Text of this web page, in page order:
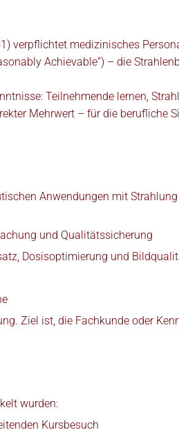
verpflichtet medizinisches
Achievable“) – die
Teilnehmende lernen,
Mehrwert – für die berufliche
Anwendungen mit
und Qualitätssicherung
Dosisoptimierung und
Ziel ist, die Fachkunde oder
wurden:
Kursbesuch